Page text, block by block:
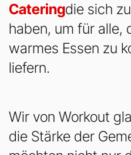
Cateringdie sich
haben, um für alle,
warmes Essen zu
liefern.
Wir von Workout
die Stärke der